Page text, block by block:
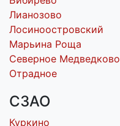
Лианозово
Лосиноостровский
Марьина Роща
Северное Медведково
Отрадное
СЗАО
Куркино